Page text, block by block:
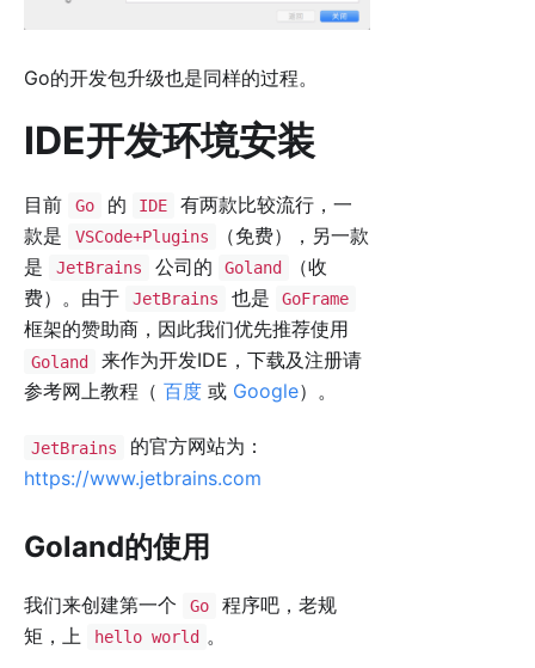
Go的开发包升级也是同样的过程。
IDE开发环境安装
目前 Go 的 IDE
有两款比较流行，一
款是
VSCode+Plugins
（免费），另一款
是
JetBrains 公司的 Goland
（收
费）。由于
JetBrains 也是 GoFrame
框架的赞助商，因此我们优先推荐使用
Goland
来作为开发IDE，下载及注册请
参考网上教程（ 百度 或 Google）。
JetBrains
的官方网站为：
https://www.jetbrains.com
Goland的使用
我们来创建第一个 Go
程序吧，老规
矩，上
hello world 。